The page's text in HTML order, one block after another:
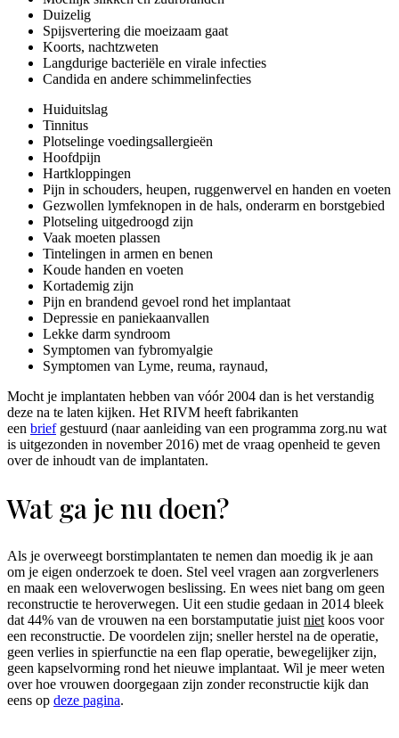
Duizelig
Spijsvertering die moeizaam gaat
Koorts, nachtzweten
Langdurige bacteriële en virale infecties
Candida en andere schimmelinfecties
Huiduitslag
Tinnitus
Plotselinge voedingsallergieën
Hoofdpijn
Hartkloppingen
Pijn in schouders, heupen, ruggenwervel en handen en voeten
Gezwollen lymfeknopen in de hals, onderarm en borstgebied
Plotseling uitgedroogd zijn
Vaak moeten plassen
Tintelingen in armen en benen
Koude handen en voeten
Kortademig zijn
Pijn en brandend gevoel rond het implantaat
Depressie en paniekaanvallen
Lekke darm syndroom
Symptomen van fybromyalgie
Symptomen van Lyme, reuma, raynaud,
Mocht je implantaten hebben van vóór 2004 dan is het verstandig
deze na te laten kijken. Het RIVM heeft fabrikanten
een briefgestuurd (naar aanleiding van een programma zorg.nu wat
is uitgezonden in november 2016) met de vraag openheid te geven
over de inhoudt van de implantaten.
Wat ga je nu doen?
Als je overweegt borstimplantaten te nemen dan moedig ik je aan
om je eigen onderzoek te doen. Stel veel vragen aan zorgverleners
en maak een weloverwogen beslissing. En wees niet bang om geen
reconstructie te heroverwegen. Uit een studie gedaan in 2014 bleek
dat 44% van de vrouwen na een borstamputatie juist niet koos voor
een reconstructie. De voordelen zijn; sneller herstel na de operatie,
geen verlies in spierfunctie na een flap operatie, bewegelijker zijn,
geen kapselvorming rond het nieuwe implantaat. Wil je meer weten
over hoe vrouwen doorgegaan zijn zonder reconstructie kijk dan
eens op deze pagina.